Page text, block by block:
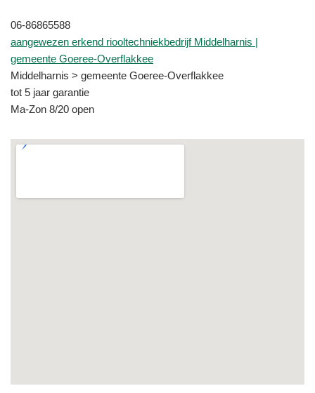
06-86865588
aangewezen erkend riooltechniekbedrijf Middelharnis |
gemeente Goeree-Overflakkee
Middelharnis > gemeente Goeree-Overflakkee
tot 5 jaar garantie
Ma-Zon 8/20 open